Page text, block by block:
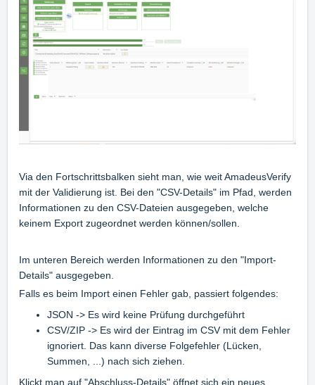
Via den Fortschrittsbalken sieht man, wie weit AmadeusVerify
mit der Validierung ist. Bei den "CSV-Details" im Pfad, werden
Informationen zu den CSV-Dateien ausgegeben, welche
keinem Export zugeordnet werden können/sollen.
Im unteren Bereich werden Informationen zu den "Import-
Details" ausgegeben.
Falls es beim Import einen Fehler gab, passiert folgendes:
JSON -> Es wird keine Prüfung durchgeführt
CSV/ZIP -> Es wird der Eintrag im CSV mit dem Fehler
ignoriert. Das kann diverse Folgefehler (Lücken,
Summen, ...) nach sich ziehen.
Klickt man auf "Abschluss-Details" öffnet sich ein neues